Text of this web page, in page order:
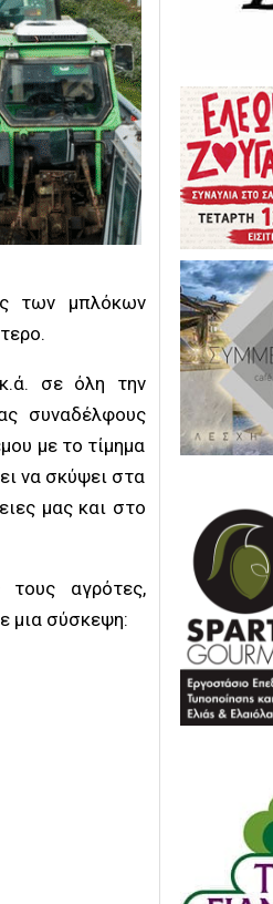
των μπλόκων
κ.ά. σε όλη την
συναδέλφους
με το τίμημα
να σκύψει στα
μας και στο
τους αγρότες,
μια σύσκεψη: